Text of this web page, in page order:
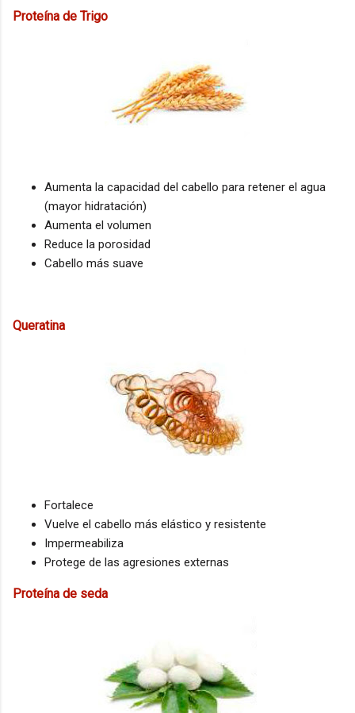
Proteína de Trigo
Aumenta la capacidad del cabello para retener el agua
(mayor hidratación)
Aumenta el volumen
Reduce la porosidad
Cabello más suave
Queratina
Fortalece
Vuelve el cabello más elástico y resistente
Impermeabiliza
Protege de las agresiones externas
Proteína de seda